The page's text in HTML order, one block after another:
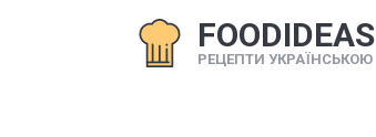
FOODIDEAS
РЕЦЕПТИ УКРАЇНСЬКОЮ